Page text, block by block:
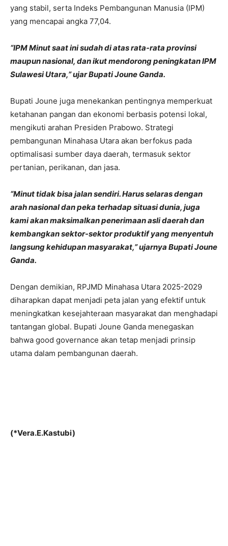
yang stabil, serta Indeks Pembangunan Manusia (IPM)
yang mencapai angka 77,04.
“IPM Minut saat ini sudah di atas rata-rata provinsi
maupun nasional, dan ikut mendorong peningkatan IPM
Sulawesi Utara,” ujar Bupati Joune Ganda.
Bupati Joune juga menekankan pentingnya memperkuat
ketahanan pangan dan ekonomi berbasis potensi lokal,
mengikuti arahan Presiden Prabowo. Strategi
pembangunan Minahasa Utara akan berfokus pada
optimalisasi sumber daya daerah, termasuk sektor
pertanian, perikanan, dan jasa.
“Minut tidak bisa jalan sendiri. Harus selaras dengan
arah nasional dan peka terhadap situasi dunia, juga
kami akan maksimalkan penerimaan asli daerah dan
kembangkan sektor-sektor produktif yang menyentuh
langsung kehidupan masyarakat,” ujarnya Bupati Joune
Ganda.
Dengan demikian, RPJMD Minahasa Utara 2025-2029
diharapkan dapat menjadi peta jalan yang efektif untuk
meningkatkan kesejahteraan masyarakat dan menghadapi
tantangan global. Bupati Joune Ganda menegaskan
bahwa good governance akan tetap menjadi prinsip
utama dalam pembangunan daerah.
(*Vera.E.Kastubi)